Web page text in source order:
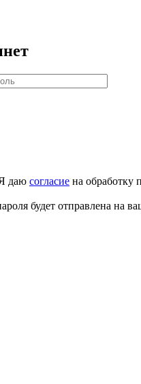
даю согласие на обработку
будет отправлена ​​на